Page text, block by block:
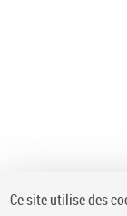
Ce site utilise des